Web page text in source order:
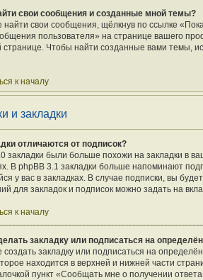
свои сообщения и созданные мной темы?
свои сообщения, щёлкнув по ссылке
пользователя» на странице вашего
странице. Чтобы найти созданные вами темы,
к началу
и закладки
отличаются от подписок?
закладки были больше похожи на закладки в
В phpBB 3.1 закладки больше напоминают
у вас в закладках. В случае подписки, вы
для закладок и подписок можно задать на
к началу
закладку или подписаться на
закладку или подписаться на
находится в верхней и нижней части
пункт «Сообщать мне о получении